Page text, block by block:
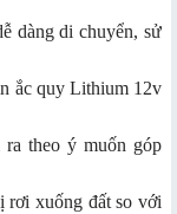
dàng di chuyển, sử
ắc quy Lithium 12v
theo ý muốn góp
rơi xuống đất so với